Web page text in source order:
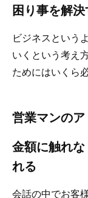
困り事を解
ビジネスという
いくという考え
ためにはいくら
営業マンの
金額に触れ
れる
会話の中でお客